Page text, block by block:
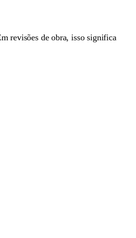
revisões de obra, isso significa